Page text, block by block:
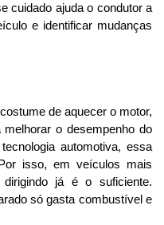
cuidado ajuda o condutor a
e identificar mudanças
de aquecer o motor,
o desempenho do
automotiva, essa
Por isso, em veículos mais
já é o suficiente.
só gasta combustível e